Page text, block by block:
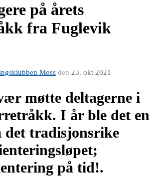
på årets
fra Fuglevik
Moss den 23. okt 2021
møtte deltagerne i
I år ble det en
det tradisjonsrike
på tid!.